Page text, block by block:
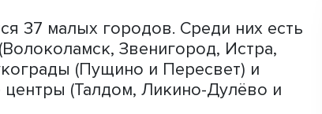
большинства
мировой опыт, следует
привлекательной для
объектов и
и новые специализации